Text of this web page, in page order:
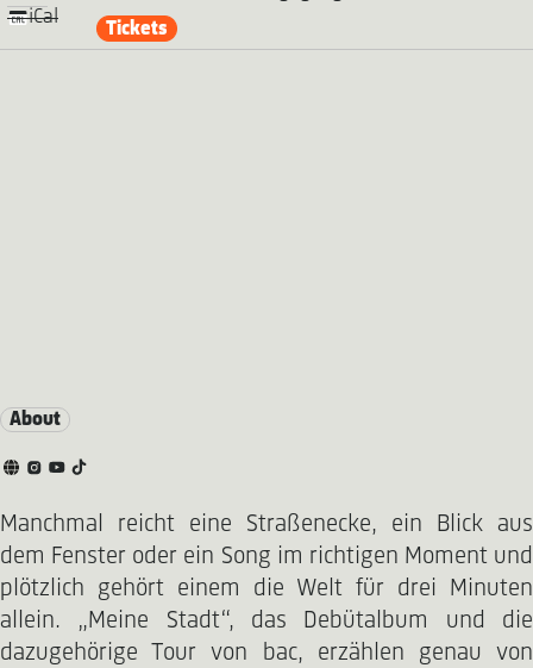
iCal
Tickets
About
Manchmal reicht eine Straßenecke, ein Blick aus
dem Fenster oder ein Song im richtigen Moment und
plötzlich gehört einem die Welt für drei Minuten
allein. „Meine Stadt“, das Debütalbum und die
dazugehörige Tour von bac, erzählen genau von